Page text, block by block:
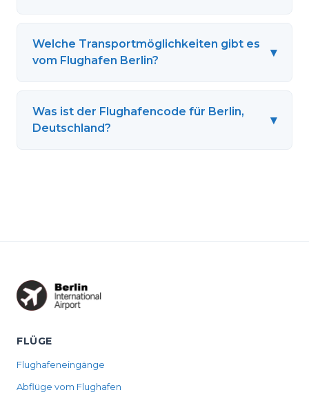
Welche Transportmöglichkeiten gibt es
vom Flughafen Berlin?
▾
Was ist der Flughafencode für Berlin,
Deutschland?
▾
FLÜGE
Flughafeneingänge
Abflüge vom Flughafen